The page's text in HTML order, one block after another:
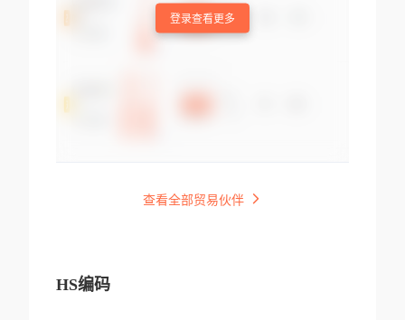
登录查看更多
查看全部贸易伙伴
HS编码